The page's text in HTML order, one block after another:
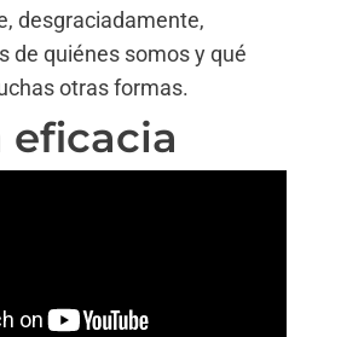
desgraciadamente,
de quiénes somos y qué
otras formas.
eficacia